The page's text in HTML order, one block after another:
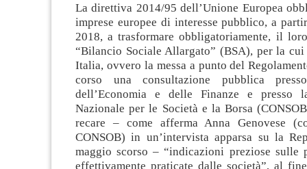
La direttiva 2014/95 dell’Unione Europea
imprese europee di interesse pubblico, a
2018, a trasformare obbligatoriamente, il
“Bilancio Sociale Allargato” (BSA), per la
Italia, ovvero la messa a punto del
corso una consultazione pubblica
dell’Economia e delle Finanze e presso
Nazionale per le Società e la Borsa
recare – come afferma Anna Genovese
CONSOB) in un’intervista apparsa su la
maggio scorso – “indicazioni preziose sulle
effettivamente praticate dalle società”, al